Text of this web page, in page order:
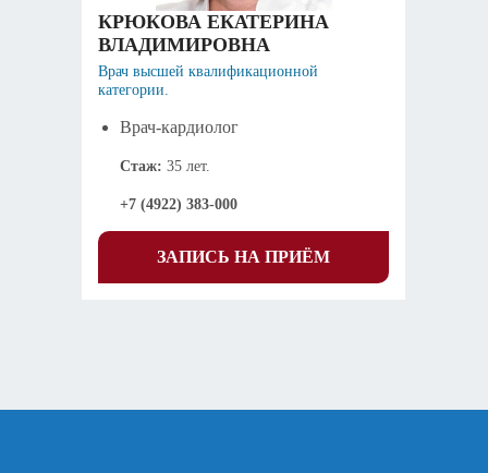
КРЮКОВА ЕКАТЕРИНА
ВЛАДИМИРОВНА
Врач высшей квалификационной
категории.
Врач-кардиолог
Стаж: 35 лет.
+7 (4922) 383-000
ЗАПИСЬ НА ПРИЁМ